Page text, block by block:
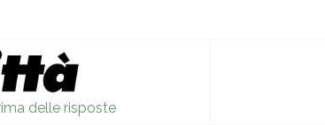
delle risposte